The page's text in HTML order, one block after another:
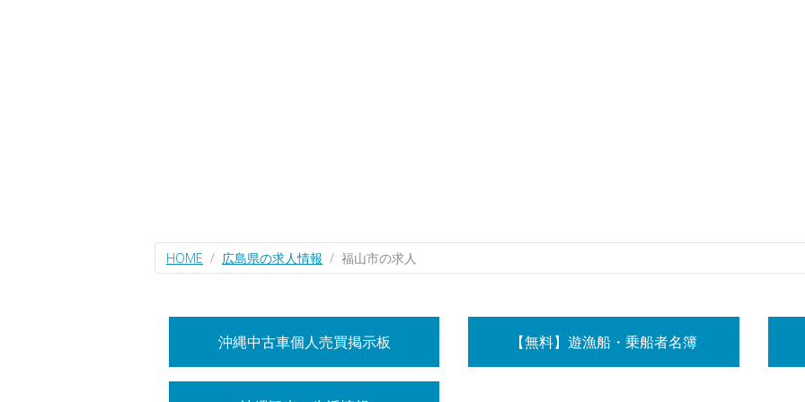
HOME 広島県の求人情報 福山市の求人
沖縄中古車個人売買掲示板 【無料】遊漁船・乗船者名簿